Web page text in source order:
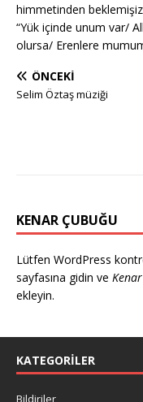
himmetinden
“Yük içinde unum var/
olursa/ Erenlere
ÖNCEKI
Selim Öztaş müziği
KENAR ÇUBUĞU
Lütfen WordPress
sayfasına gidin ve
ekleyin.
KATEGORILER
Bildiriler